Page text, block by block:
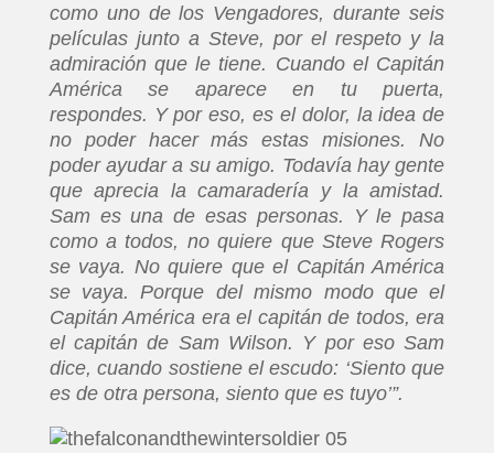
como uno de los Vengadores, durante seis
películas junto a Steve, por el respeto y la
admiración que le tiene. Cuando el Capitán
América se aparece en tu puerta,
respondes. Y por eso, es el dolor, la idea de
no poder hacer más estas misiones. No
poder ayudar a su amigo. Todavía hay gente
que aprecia la camaradería y la amistad.
Sam es una de esas personas. Y le pasa
como a todos, no quiere que Steve Rogers
se vaya. No quiere que el Capitán América
se vaya. Porque del mismo modo que el
Capitán América era el capitán de todos, era
el capitán de Sam Wilson. Y por eso Sam
dice, cuando sostiene el escudo: ‘Siento que
es de otra persona, siento que es tuyo’”.